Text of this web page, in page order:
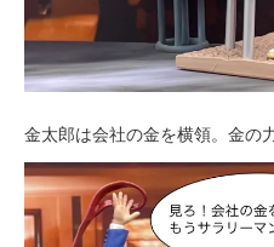
金太郎は会社の金を横領。金の